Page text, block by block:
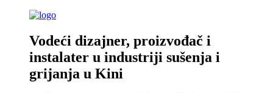
Vodeći dizajner, proizvođač i
instalater u industriji sušenja i
grijanja u Kini